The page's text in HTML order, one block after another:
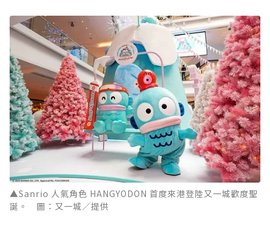
▲Sanrio 人氣角色 HANGYODON 首度來港登陸又一城歡度聖
誕。 圖：又一城／提供